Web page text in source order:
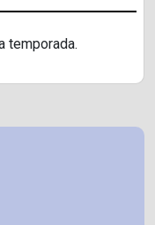
temporada.